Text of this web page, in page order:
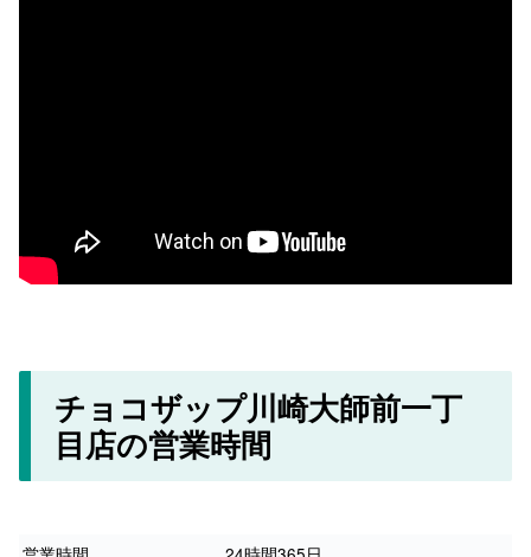
チョコザップ川崎大師前一丁
目店の営業時間